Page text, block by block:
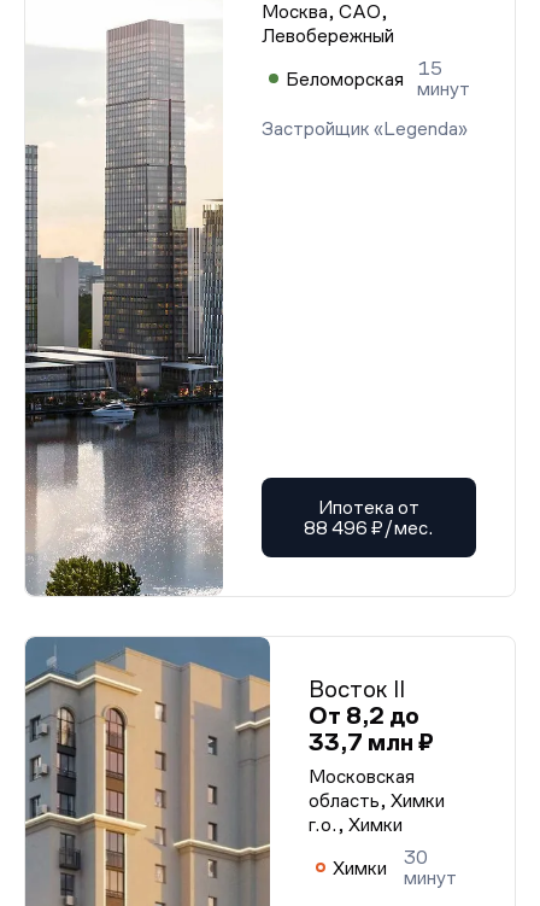
Москва, САО,
Левобережный
Беломорская
15
минут
Застройщик «Legenda»
Ипотека от
88 496 ₽/мес.
Восток II
От 8,2 до
33,7 млн ₽
Московская
область, Химки
г.о., Химки
Химки
30
минут